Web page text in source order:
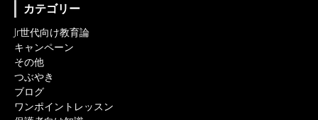
カテゴリー
Jr世代向け教育論
キャンペーン
その他
つぶやき
ブログ
ワンポイントレッスン